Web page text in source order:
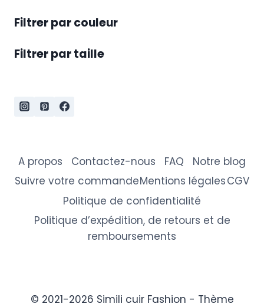
Filtrer par couleur
Filtrer par taille
A propos Contactez-nous FAQ
Notre blog
Suivre votre commandeMentions légalesCGV
Politique de confidentialité
Politique d’expédition, de retours et de
remboursements
© 2021-2026 Simili cuir Fashion - Thème